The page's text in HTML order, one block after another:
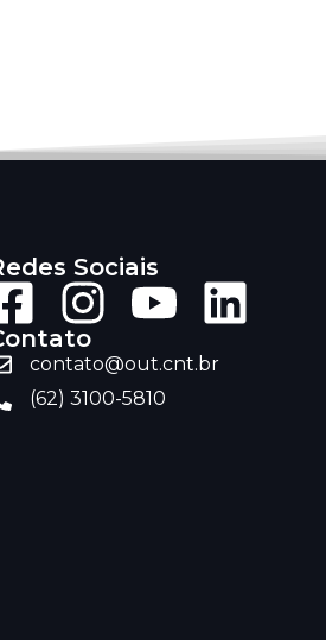
Sociais
contato@out.cnt.br
(62) 3100-5810